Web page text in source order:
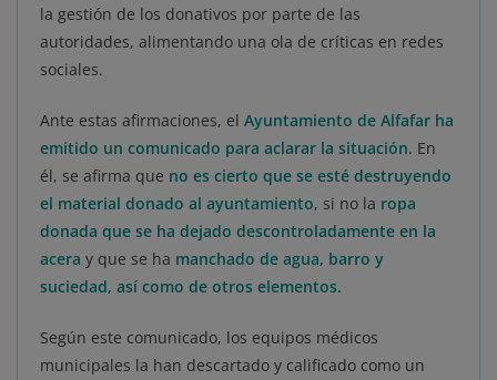
la gestión de los donativos por parte de las
autoridades, alimentando una ola de críticas en redes
sociales.
Ante estas afirmaciones, el Ayuntamiento de Alfafar ha
emitido un comunicado para aclarar la situación. En
él, se afirma que no es cierto que se esté destruyendo
el material donado al ayuntamiento, si no la ropa
donada que se ha dejado descontroladamente en la
acera y que se ha manchado de agua, barro y
suciedad, así como de otros elementos.
Según este comunicado, los equipos médicos
municipales la han descartado y calificado como un